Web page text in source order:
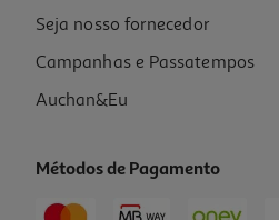
Seja nosso fornecedor
Campanhas e Passatempos
Auchan&Eu
Métodos de Pagamento